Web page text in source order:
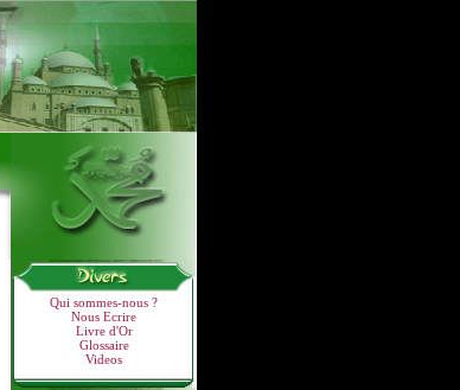
Qui sommes-nous ?
Nous Ecrire
Livre d'Or
Glossaire
Videos